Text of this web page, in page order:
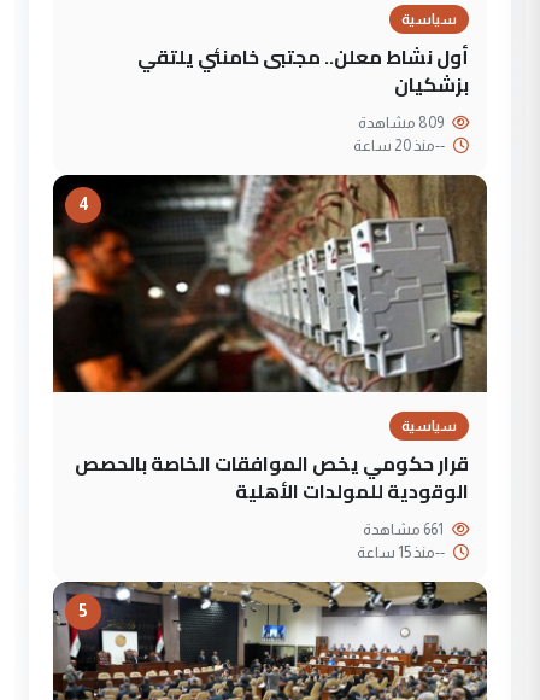
سياسية
أول نشاط معلن.. مجتبى خامنئي يلتقي
بزشكيان
--منذ 20 ساعة
4
سياسية
قرار حكومي يخص الموافقات الخاصة بالحصص
الوقودية للمولدات الأهلية
--منذ 15 ساعة
5